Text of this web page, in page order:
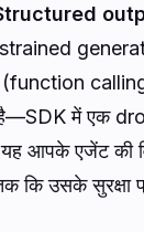
(function
है—SDK में एक
आपके एजेंट की
कि उसके सुरक्षा